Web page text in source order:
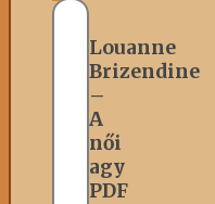
Louanne
Brizendine
–
A
női
agy
PDF